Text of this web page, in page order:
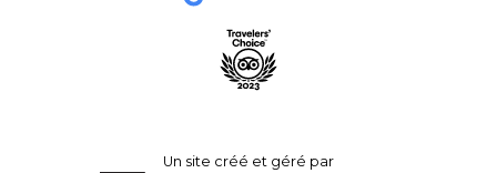
Un site créé et géré par